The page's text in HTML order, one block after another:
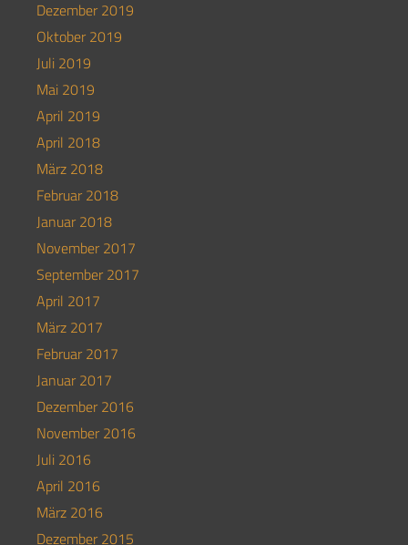
Dezember 2019
Oktober 2019
Juli 2019
Mai 2019
April 2019
April 2018
März 2018
Februar 2018
Januar 2018
November 2017
September 2017
April 2017
März 2017
Februar 2017
Januar 2017
Dezember 2016
November 2016
Juli 2016
April 2016
März 2016
Dezember 2015